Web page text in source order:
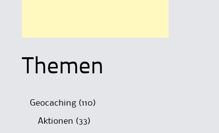
Themen
Geocaching(110)
Aktionen (33)